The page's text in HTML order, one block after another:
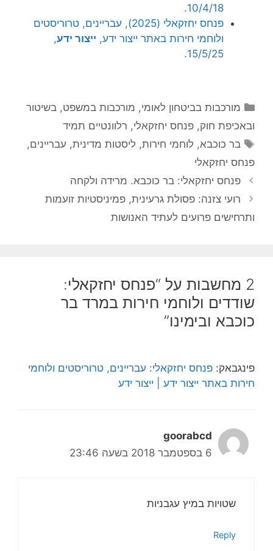
10/4/18.
פנחס יחזקאלי (2025), עבריינים, טרוריסטים
ולוחמי חירות באתר ייצור ידע, ייצור ידע,
15/5/25.
קטגוריות
מורכבות בביטחון לאומי, מורכבות במשפט, בשיטור
ובאכיפת חוק, פנחס יחזקאלי, רלוונטיים תמיד
תגיות
בר כוכבא, לוחמי חירות, ליסטות מדינית, עבריינים,
פנחס יחזקאלי
פנחס יחזקאלי: בר כוכבא. מרידה ולקחה
רועי צזנה: פסולת גרעינית, פמיניסטיות זועמות
ותרחישים פרועים לעתיד האנושות
2 מחשבות על “פנחס יחזקאלי:
שודדים ולוחמי חירות במרד בר
כוכבא ובימינו”
פינגבאק: פנחס יחזקאלי: עבריינים, טרוריסטים ולוחמי
חירות באתר ייצור ידע | ייצור ידע
goorabcd
6 בספטמבר 2018 בשעה 23:46
שטויות במיץ עגבניות
Reply